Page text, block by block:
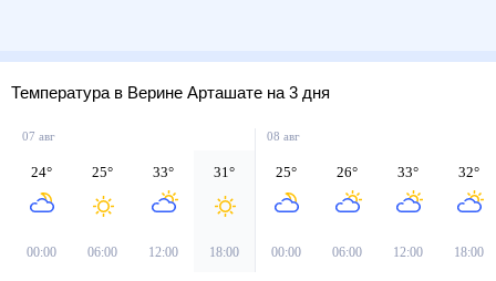
Температура в Верине Арташате на 3 дня
07 авг
24°
00:00
25°
06:00
33°
12:00
31°
18:00
08 авг
25°
00:00
26°
06:00
33°
12:00
32°
18:00